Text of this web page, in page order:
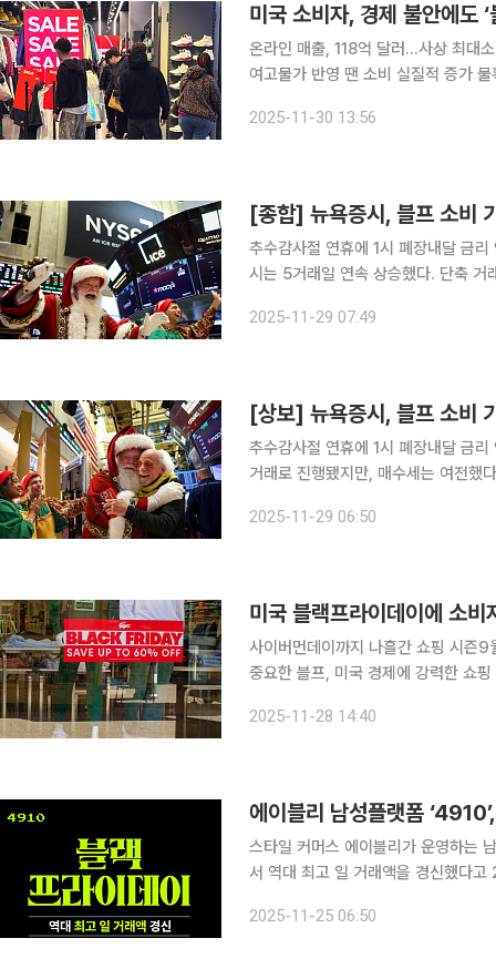
미국 소비자, 경제 불안에도
온라인 매출, 118억 달러…사상 최대
여고물가 반영 땐 소비 실질적 증가
경제 불안에도 지갑을 열었다. 그러나
2025-11-30 13:56
추수감사절 연휴에 1시 폐장내달 금
시는 5거래일 연속 상승했다. 단축 거
지수는 전 거래일 대비 289.30포인
2025-11-29 07:49
추수감사절 연휴에 1시 폐장내달 금
거래로 진행됐지만, 매수세는 여전했
트(0.61%) 상승한 4만7716.42에
2025-11-29 06:50
미국 블랙프라이데이에 소
사이버먼데이까지 나흘간 쇼핑 시즌
중요한 블프, 미국 경제에 강력한 쇼
쏠리고 있다. 27일(현지시간)
2025-11-28 14:40
에이블리 남성플랫폼
스타일 커머스 에이블리가 운영하는
서 역대 최고 일 거래액을 경신했다고 24일 밝혔다. 1~16일 진행한
일이자 서울 기준 첫 영하권 추위를
2025-11-25 06:50